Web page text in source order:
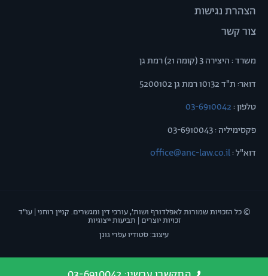
הצהרת נגישות
צור קשר
משרד : היצירה 3 (קומה 21) רמת גן
דואר: ת"ד 10132 רמת גן 5200102
טלפון :03-6910042
פקסימיליה : 03-6910043
דוא"ל :office@anc-law.co.il
© כל הזכויות שמורות לאפלדורף ושות', עורכי דין ומגשרים. קניין רוחני | עו"ד
זכויות יוצרים | תביעות ייצוגיות
עיצוב: סטודיו עפרי גונן